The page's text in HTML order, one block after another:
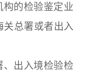
的检验鉴定业
关总署或者出入
出入境检验检